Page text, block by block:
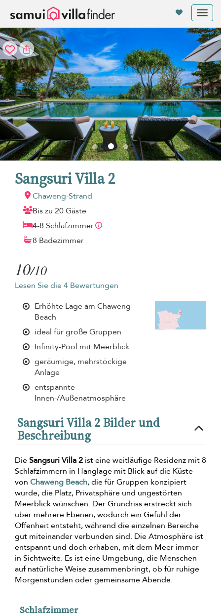
Sangsuri Villa 2
Chaweng-Strand
Bis zu 20 Gäste
4-8 Schlafzimmer
8 Badezimmer
10/10
Lesen Sie die 4 Bewertungen
Erhöhte Lage am Chaweng
Beach
ideal für große Gruppen
Infinity-Pool mit Meerblick
geräumige, mehrstöckige
Anlage
entspannte
Innen-/Außenatmosphäre
Sangsuri Villa 2 Bilder und
Beschreibung
DieSangsuri Villa 2 ist eine weitläufige Residenz mit 8
Schlafzimmern in Hanglage mit Blick auf die Küste
von Chaweng Beach, die für Gruppen konzipiert
wurde, die Platz, Privatsphäre und ungestörten
Meerblick wünschen. Der Grundriss erstreckt sich
über mehrere Ebenen, wodurch ein Gefühl der
Offenheit entsteht, während die einzelnen Bereiche
gut miteinander verbunden sind. Die Atmosphäre ist
entspannt und doch erhaben, mit dem Meer immer
in Sichtweite. Es ist eine Umgebung, die Menschen
auf natürliche Weise zusammenbringt, ob für ruhige
Morgenstunden oder gemeinsame Abende.
Schlafzimmer
Cookie-Einstellungen